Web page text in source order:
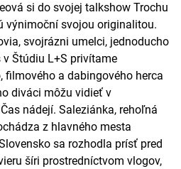
si do svojej talkshow Trochu
výnimoční svojou originalitou.
svojrázni umelci, jednoducho
Štúdiu L+S privítame
filmového a dabingového herca
diváci môžu vidieť v
nádejí. Saleziánka, rehoľná
z hlavného mesta
sa rozhodla prísť pred
šíri prostredníctvom vlogov,